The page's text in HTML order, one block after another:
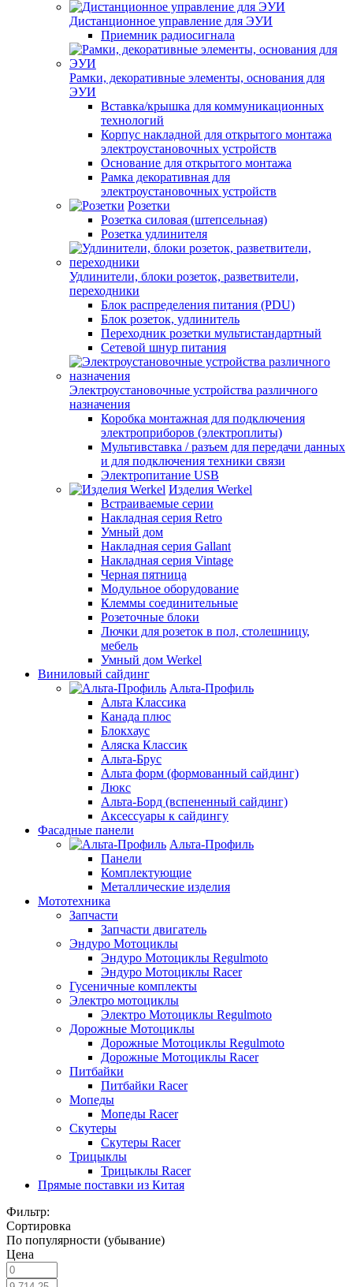
Дистанционное управление для ЭУИ
Приемник радиосигнала
Рамки, декоративные элементы, основания для
ЭУИ
Вставка/крышка для коммуникационных
технологий
Корпус накладной для открытого монтажа
электроустановочных устройств
Основание для открытого монтажа
Рамка декоративная для
электроустановочных устройств
Розетки
Розетка силовая (штепсельная)
Розетка удлинителя
Удлинители, блоки розеток, разветвители,
переходники
Блок распределения питания (PDU)
Блок розеток, удлинитель
Переходник розетки мультистандартный
Сетевой шнур питания
Электроустановочные устройства различного
назначения
Коробка монтажная для подключения
электроприборов (электроплиты)
Мультивставка / разъем для передачи данных
и для подключения техники связи
Электропитание USB
Изделия Werkel
Встраиваемые серии
Накладная серия Retro
Умный дом
Накладная серия Gallant
Накладная серия Vintage
Черная пятница
Модульное оборудование
Клеммы соединительные
Розеточные блоки
Лючки для розеток в пол, столешницу,
мебель
Умный дом Werkel
Виниловый сайдинг
Альта-Профиль
Альта Классика
Канада плюс
Блокхаус
Аляска Классик
Альта-Брус
Альта форм (формованный сайдинг)
Люкс
Альта-Борд (вспененный сайдинг)
Аксессуары к сайдингу
Фасадные панели
Альта-Профиль
Панели
Комплектующие
Металлические изделия
Мототехника
Запчасти
Запчасти двигатель
Эндуро Мотоциклы
Эндуро Мотоциклы Regulmoto
Эндуро Мотоциклы Racer
Гусеничные комплекты
Электро мотоциклы
Электро Мотоциклы Regulmoto
Дорожные Мотоциклы
Дорожные Мотоциклы Regulmoto
Дорожные Мотоциклы Racer
Питбайки
Питбайки Racer
Мопеды
Мопеды Racer
Скутеры
Скутеры Racer
Трицыклы
Трицыклы Racer
Прямые поставки из Китая
Фильтр:
Сортировка
По популярности (убывание)
Цена